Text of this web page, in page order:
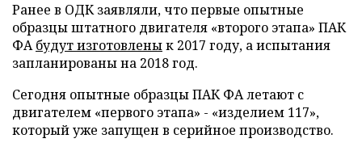
Ранее в ОДК заявляли, что первые опытные
образцы штатного двигателя «второго этапа» ПАК
ФАбудут изготовленык 2017 году, а испытания
запланированы на 2018 год.
Сегодня опытные образцы ПАК ФА летают с
двигателем «первого этапа» - «изделием 117»,
который уже запущен в серийное производство.